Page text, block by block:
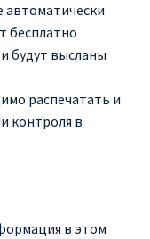
автоматически
бесплатно
будут высланы
распечатать и
контроля в
в этом